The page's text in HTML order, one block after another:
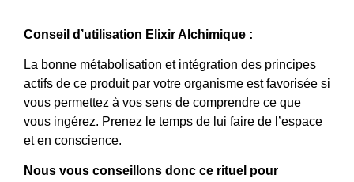
Conseil d’utilisation Elixir Alchimique :
La bonne métabolisation et intégration des principes
actifs de ce produit par votre organisme est favorisée si
vous permettez à vos sens de comprendre ce que
vous ingérez. Prenez le temps de lui faire de l’espace
et en conscience.
Nous vous conseillons donc ce rituel pour